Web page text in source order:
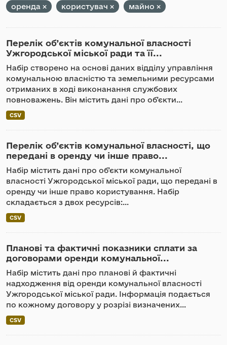
оренда
користувач майно
Перелік об’єктів комунальної власності
Ужгородської міської ради та її...
Набір створено на основі даних відділу управління
комунальною власністю та земельними ресурсами
отриманих в ході виконанання службових
повноважень. Він містить дані про об’єкти...
CSV
Перелік об’єктів комунальної власності, що
передані в оренду чи інше право...
Набір містить дані про об’єкти комунальної
власності Ужгородської міської ради, що передані в
оренду чи інше право користування. Набір
складається з двох ресурсів:...
CSV
Планові та фактичні показники сплати за
договорами оренди комунальної...
Набір містить дані про планові й фактичні
надходження від оренди комунальної власності
Ужгородської міської ради. Інформація подається
по кожному договору у розрізі визначених...
CSV